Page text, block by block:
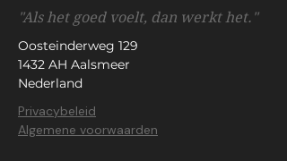
"Als het goed voelt, dan werkt het."
Oosteinderweg 129
1432 AH Aalsmeer
Nederland
Privacybeleid
Algemene voorwaarden